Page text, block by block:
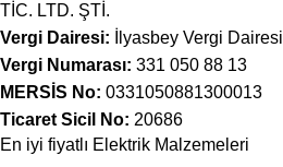
TİC. LTD. ŞTİ.
Vergi Dairesi: İlyasbey Vergi Dairesi
Vergi Numarası: 331 050 88 13
MERSİS No: 0331050881300013
Ticaret Sicil No: 20686
En iyi fiyatlı Elektrik Malzemeleri